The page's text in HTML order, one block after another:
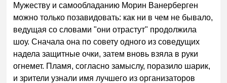
Мужеству и самообладанию Морин Ванерберген
можно только позавидовать: как ни в чем не бывало,
ведущая со словами "они отрастут" продолжила
шоу. Сначала она по совету одного из соведущих
надела защитные очки, затем вновь взяла в руки
огнемет. Пламя, согласно замыслу, поразило шарик,
и зрители узнали имя лучшего из организаторов